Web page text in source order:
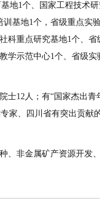
地1个、国家工程技术研
基地1个，省级重点实
科重点研究基地1个、省
学示范中心1个、省级实
士12人；有“国家杰出青
家、四川省有突出贡献
、非金属矿产资源开发